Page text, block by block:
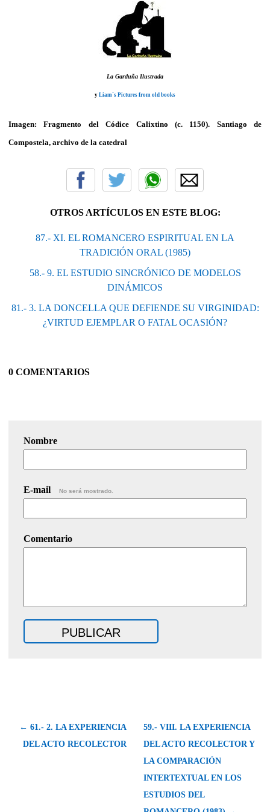
La Garduña Ilustrada
y Liam`s Pictures from old books
Imagen: Fragmento del Códice Calixtino (c. 1150). Santiago de
Compostela, archivo de la catedral
OTROS ARTÍCULOS EN ESTE BLOG:
87.- XI. EL ROMANCERO ESPIRITUAL EN LA
TRADICIÓN ORAL (1985)
58.- 9. EL ESTUDIO SINCRÓNICO DE MODELOS
DINÁMICOS
81.- 3. LA DONCELLA QUE DEFIENDE SU VIRGINIDAD:
¿VIRTUD EJEMPLAR O FATAL OCASIÓN?
0 COMENTARIOS
Nombre
E-mail No será mostrado.
Comentario
← 61.- 2. LA EXPERIENCIA
DEL ACTO RECOLECTOR
59.- VIII. LA EXPERIENCIA
DEL ACTO RECOLECTOR Y
LA COΜΡΑRACΙÓΝ
INTERTEXTUAL EN LOS
ESTUDIOS DEL